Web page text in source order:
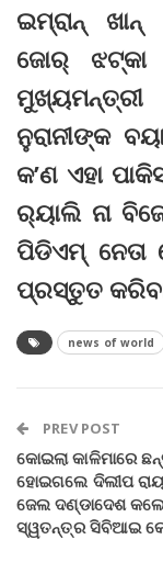
ଇମ୍‌ରାନ୍‌ ଖାନ୍‌
ଜୋର୍‌ ଝଟ୍‌କା
ନୁରାନୀଙ୍କ
କ’ଣ ଏହା
ର‍୍ୟାଲି ନା
ପିଡିଏମ୍‌ ନେତା
ପ୍ରସ୍ତୁତ
news of world
PREV POST
କୋଇଲା କାଳିମାରେ
ହୋଇଗଲେ ଦିଲୀପ ରାୟ
ଜେଲ ଦଣ୍ଡାଦେଶ
ସ୍ୱତନ୍ତ୍ର ସିବିଆଇ